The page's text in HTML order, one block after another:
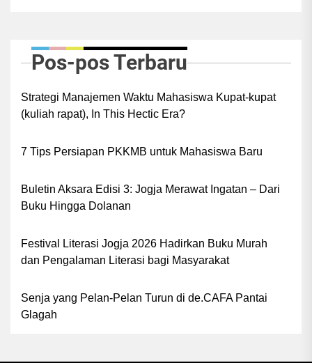
Pos-pos Terbaru
Strategi Manajemen Waktu Mahasiswa Kupat-kupat
(kuliah rapat), In This Hectic Era?
7 Tips Persiapan PKKMB untuk Mahasiswa Baru
Buletin Aksara Edisi 3: Jogja Merawat Ingatan – Dari
Buku Hingga Dolanan
Festival Literasi Jogja 2026 Hadirkan Buku Murah
dan Pengalaman Literasi bagi Masyarakat
Senja yang Pelan-Pelan Turun di de.CAFA Pantai
Glagah